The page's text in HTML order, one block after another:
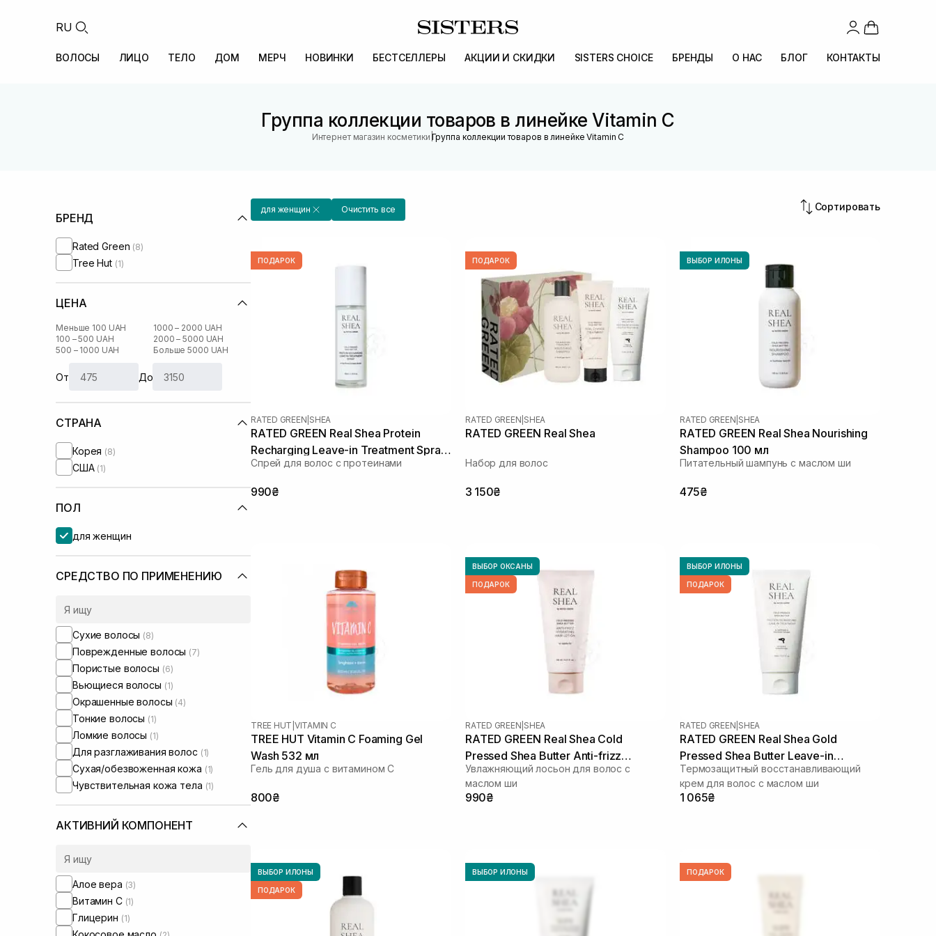
RU
ВОЛОСЫ ЛИЦО ТЕЛО ДОМ МЕРЧ НОВИНКИ БЕСТСЕЛЛЕРЫ АКЦИИ И СКИДКИ SISTERS CHOICE БРЕНДЫ О НАС БЛОГ КОНТАКТЫ
Группа коллекции товаров в линейке Vitamin C
Интернет магазин косметики |Группа коллекции товаров в линейке Vitamin C
БРЕНД
Rated Green (8)
Tree Hut (1)
ЦЕНА
Меньше 100 UAH
100 – 500 UAH
500 – 1000 UAH
1000 – 2000 UAH
2000 – 5000 UAH
Больше 5000 UAH
От До
СТРАНА
Корея (8)
США (1)
ПОЛ
для женщин
СРЕДСТВО ПО ПРИМЕНЕНИЮ
Сухие волосы (8)
Поврежденные волосы (7)
Пористые волосы (6)
Вьющиеся волосы (1)
Окрашенные волосы (4)
Тонкие волосы (1)
Ломкие волосы (1)
Для разглаживания волос (1)
Сухая/обезвоженная кожа (1)
Чувствительная кожа тела (1)
АКТИВНИЙ КОМПОНЕНТ
Алое вера (3)
Витамин C (1)
Глицерин (1)
для женщин Очистить все Сортировать
ПОДАРОК
RATED GREEN SHEA
RATED GREEN Real Shea Protein
Recharging Leave-in Treatment Spray
для пошкодженого та сухого
Спрей для волос с протеинами
990₴
ПОДАРОК
RATED GREEN SHEA
RATED GREEN Real Shea
Набор для волос
3 150₴
ВЫБОР ИЛОНЫ
RATED GREEN SHEA
RATED GREEN Real Shea Nourishing
Shampoo 100 мл
Питательный шампунь с маслом ши
475₴
TREE HUT VITAMIN C
TREE HUT Vitamin C Foaming Gel
Wash 532 мл
Гель для душа с витамином C
800₴
ВЫБОР ОКСАНЫ
ПОДАРОК
RATED GREEN SHEA
RATED GREEN Real Shea Cold
Pressed Shea Butter Anti-frizz
Hydrating Hair Lotion 150 мл
Увлажняющий лосьон для волос с
маслом ши
990₴
ВЫБОР ИЛОНЫ
ПОДАРОК
RATED GREEN SHEA
RATED GREEN Real Shea Gold
Pressed Shea Butter Leave-in
Treatment 150 мл
Термозащитный восстанавливающий
крем для волос с маслом ши
1 065₴
ВЫБОР ИЛОНЫ
ПОДАРОК
ВЫБОР ИЛОНЫ ПОДАРОК